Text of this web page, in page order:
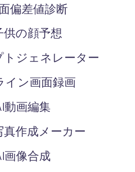
偏差値診断
供の顔予想
トジェネレーター
イン画面録画
動画編集
真作成メーカー
画像合成